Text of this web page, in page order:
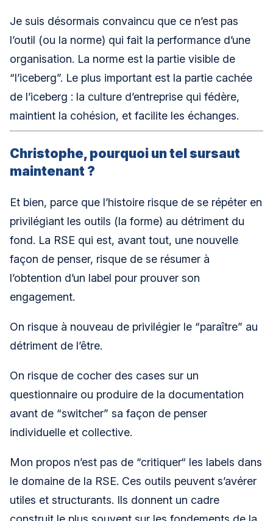
Je suis désormais convaincu que ce n’est pas
l’outil (ou la norme) qui fait la performance d’une
organisation. La norme est la partie visible de
“l’iceberg”. Le plus important est la partie cachée
de l’iceberg : la culture d’entreprise qui fédère,
maintient la cohésion, et facilite les échanges.
Christophe, pourquoi un tel sursaut
maintenant ?
Et bien, parce que l’histoire risque de se répéter en
privilégiant les outils (la forme) au détriment du
fond. La RSE qui est, avant tout, une nouvelle
façon de penser, risque de se résumer à
l’obtention d’un label pour prouver son
engagement.
On risque à nouveau de privilégier le “paraître” au
détriment de l’être.
On risque de cocher des cases sur un
questionnaire ou produire de la documentation
avant de “switcher” sa façon de penser
individuelle et collective.
Mon propos n’est pas de “critiquer“ les labels dans
le domaine de la RSE. Ces outils peuvent s’avérer
utiles et structurants. Ils donnent un cadre